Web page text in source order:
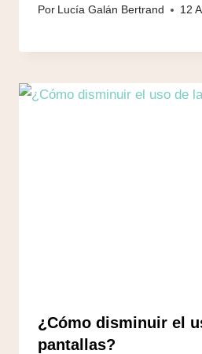
Por Lucía Galán Bertrand 12
¿Cómo disminuir el
pantallas?